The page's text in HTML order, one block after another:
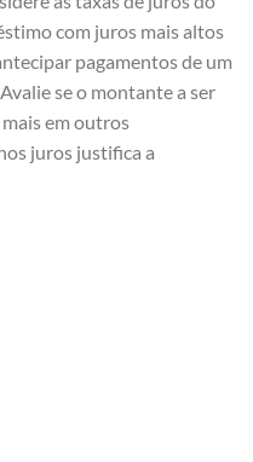
com juros mais altos
pagamentos de um
se o montante a ser
em outros
juros justifica a